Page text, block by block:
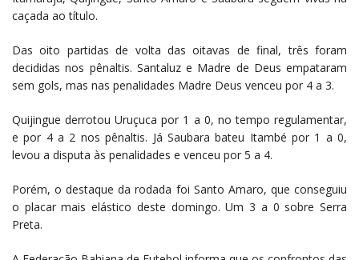
caçada ao título.
Das oito partidas de volta das oitavas de final, três foram
decididas nos pênaltis. Santaluz e Madre de Deus empataram
sem gols, mas nas penalidades Madre Deus venceu por 4 a 3.
Quijingue derrotou Uruçuca por 1 a 0, no tempo regulamentar,
e por 4 a 2 nos pênaltis. Já Saubara bateu Itambé por 1 a 0,
levou a disputa às penalidades e venceu por 5 a 4.
Porém, o destaque da rodada foi Santo Amaro, que conseguiu
o placar mais elástico deste domingo. Um 3 a 0 sobre Serra
Preta.